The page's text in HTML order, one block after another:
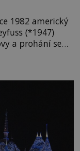
1982 americký
(*1947)
a prohání se
utržený ze
to Dreyfuss
Tímto